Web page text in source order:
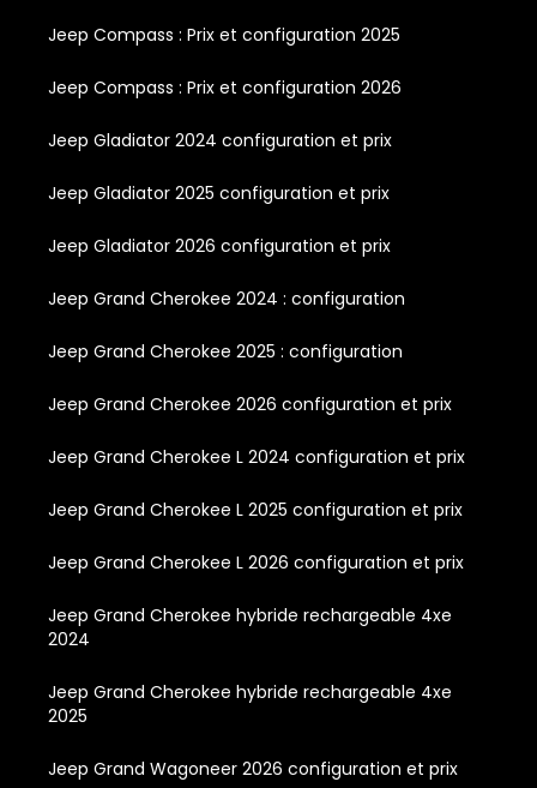
Jeep Compass : Prix et configuration 2025
Jeep Compass : Prix et configuration 2026
Jeep Gladiator 2024 configuration et prix
Jeep Gladiator 2025 configuration et prix
Jeep Gladiator 2026 configuration et prix
Jeep Grand Cherokee 2024 : configuration
Jeep Grand Cherokee 2025 : configuration
Jeep Grand Cherokee 2026 configuration et prix
Jeep Grand Cherokee L 2024 configuration et prix
Jeep Grand Cherokee L 2025 configuration et prix
Jeep Grand Cherokee L 2026 configuration et prix
Jeep Grand Cherokee hybride rechargeable 4xe
2024
Jeep Grand Cherokee hybride rechargeable 4xe
2025
Jeep Grand Wagoneer 2026 configuration et prix